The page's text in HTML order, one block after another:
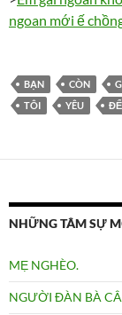
ngoan mới ế
BẠN CÒN
TÔI
YÊU ĐỂ
NHỮNG TÂM SỰ
MẸ NGHÈO.
NGƯỜI ĐÀN BÀ